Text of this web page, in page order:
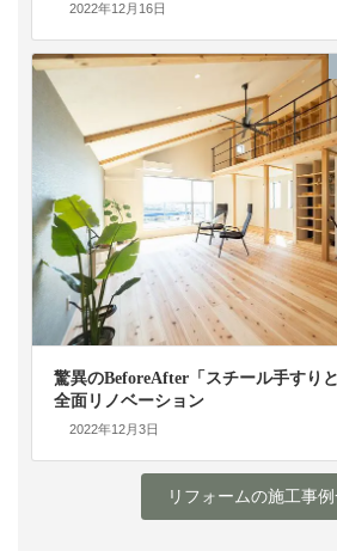
2022年12月16日
驚異のBeforeAfter「スチール手すり
全面リノベーション
2022年12月3日
リフォームの施工事